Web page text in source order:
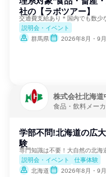
社の【ラボツアー】
交通費支給あり＊国内でも数少
説明会・イベント
群馬県
2026年8月・9
株式会社北海道
食品・飲料メー
学部不問!北海道の広
験
説明会・イベント
仕事体験
北海道
2026年8月・9